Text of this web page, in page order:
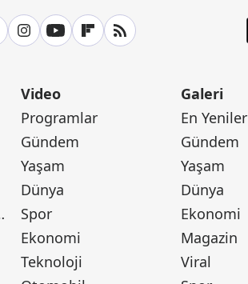
Video
Programlar
Gündem
Yaşam
Dünya
Spor
Ekonomi
Teknoloji
Galeri
En Yeniler
Gündem
Yaşam
Dünya
Ekonomi
Magazin
Viral